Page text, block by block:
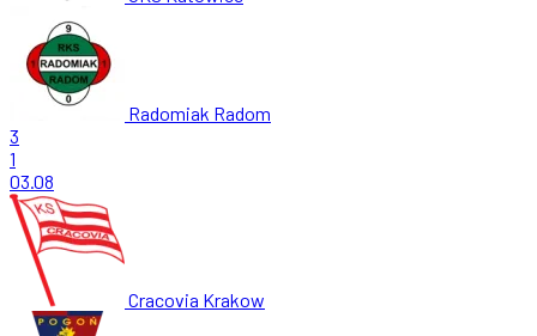
Radomiak Radom
3
1
03.08
Cracovia Krakow